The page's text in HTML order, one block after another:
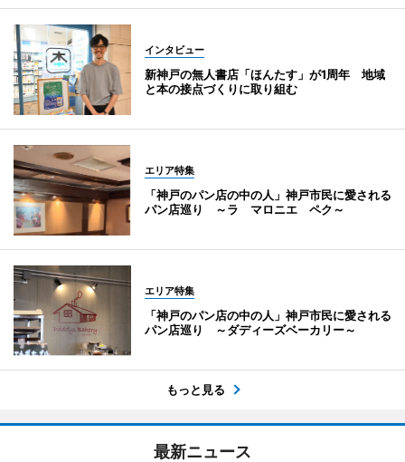
インタビュー
新神戸の無人書店「ほんたす」が1周年 地域
と本の接点づくりに取り組む
エリア特集
「神戸のパン店の中の人」神戸市民に愛される
パン店巡り ～ラ マロニエ ペク～
エリア特集
「神戸のパン店の中の人」神戸市民に愛される
パン店巡り ～ダディーズベーカリー～
もっと見る
最新ニュース